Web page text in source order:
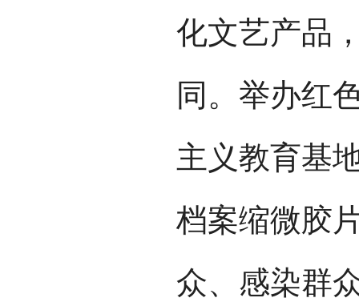
化文艺产品
同。举办红
主义教育基
档案缩微胶
众、感染群